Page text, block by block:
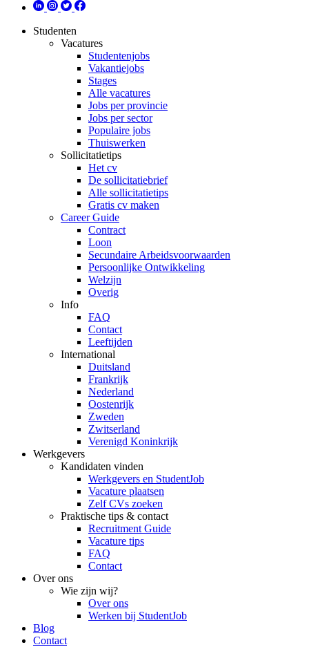
Studenten
Vacatures
Studentenjobs
Vakantiejobs
Stages
Alle vacatures
Jobs per provincie
Jobs per sector
Populaire jobs
Thuiswerken
Sollicitatietips
Het cv
De sollicitatiebrief
Alle sollicitatietips
Gratis cv maken
Career Guide
Contract
Loon
Secundaire Arbeidsvoorwaarden
Persoonlijke Ontwikkeling
Welzijn
Overig
Info
FAQ
Contact
Leeftijden
International
Duitsland
Frankrijk
Nederland
Oostenrijk
Zweden
Zwitserland
Verenigd Koninkrijk
Werkgevers
Kandidaten vinden
Werkgevers en StudentJob
Vacature plaatsen
Zelf CVs zoeken
Praktische tips & contact
Recruitment Guide
Vacature tips
FAQ
Contact
Over ons
Wie zijn wij?
Over ons
Werken bij StudentJob
Blog
Contact